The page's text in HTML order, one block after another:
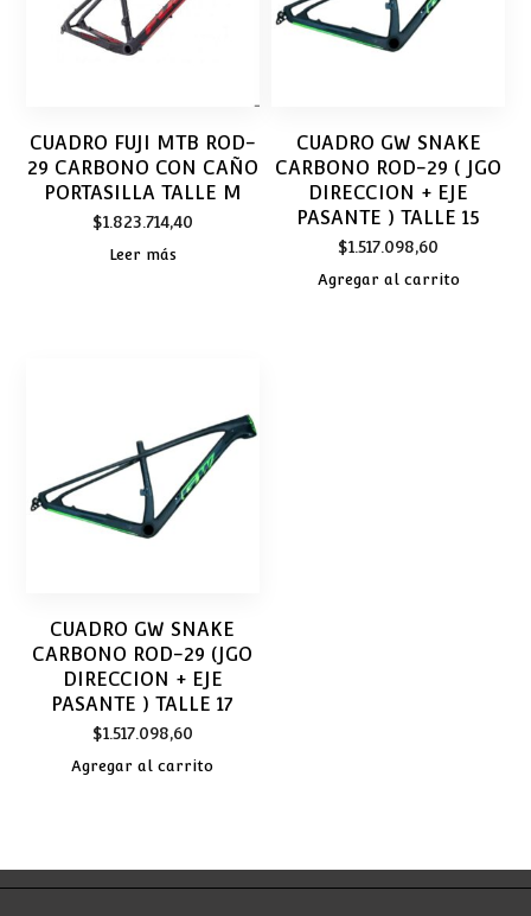
CUADRO FUJI MTB ROD-
29 CARBONO CON CAÑO
PORTASILLA TALLE M
$1.823.714,40
Leer más
CUADRO GW SNAKE
CARBONO ROD-29 ( JGO
DIRECCION + EJE
PASANTE ) TALLE 15
$1.517.098,60
Agregar al carrito
CUADRO GW SNAKE
CARBONO ROD-29 (JGO
DIRECCION + EJE
PASANTE ) TALLE 17
$1.517.098,60
Agregar al carrito